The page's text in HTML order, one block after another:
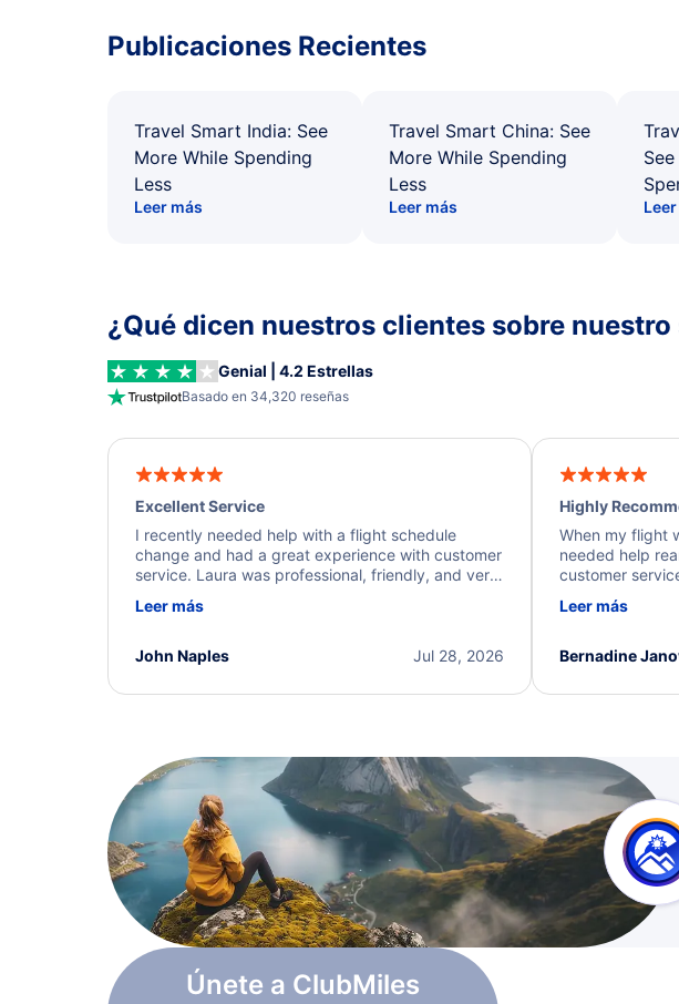
Publicaciones Recientes
Travel Smart India: See
More While Spending
Less
Leer más
Travel Smart China: See
More While Spending
Less
Leer más
¿Qué dicen nuestros clientes sobre
Genial | 4.2 Estrellas
Basado en 34,320 reseñas
Excellent Service
I recently needed help with a flight schedule
change and had a great experience with customer
service. Laura was professional, friendly, and very
a solution and kept me informed of the next steps.
Leer más
Jul 28, 2026
John Naples
Highly
When my flight
needed help
customer
process. They
I truly
Leer más
Bernadine
Únete a ClubMiles